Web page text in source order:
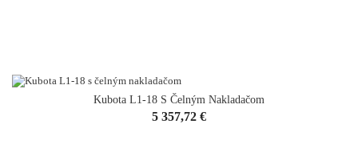
Kubota L1-18 S Čelným Nakladačom
Cena
5 357,72 €